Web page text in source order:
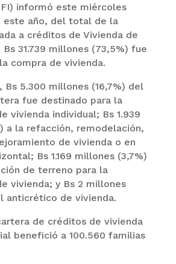
informó este miércoles
este año, del total de la
a créditos de Vivienda de
31.739 millones (73,5%) fue
compra de vivienda.
Bs 5.300 millones (16,7%) del
fue destinado para la
vivienda individual; Bs 1.939
a la refacción, remodelación,
de vivienda o en
Bs 1.169 millones (3,7%)
de terreno para la
vivienda; y Bs 2 millones
anticrético de vivienda.
de créditos de vivienda
benefició a 100.560 familias